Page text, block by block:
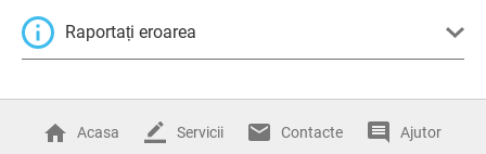
Raportați eroarea
Acasa Servicii Contacte Ajutor